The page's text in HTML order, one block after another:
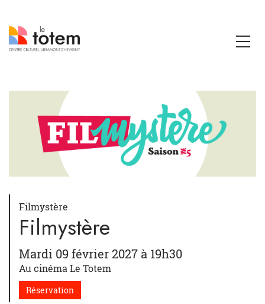
Filmystère
Filmystère
Mardi 09 février 2027 à 19h30
Au cinéma Le Totem
Réservation